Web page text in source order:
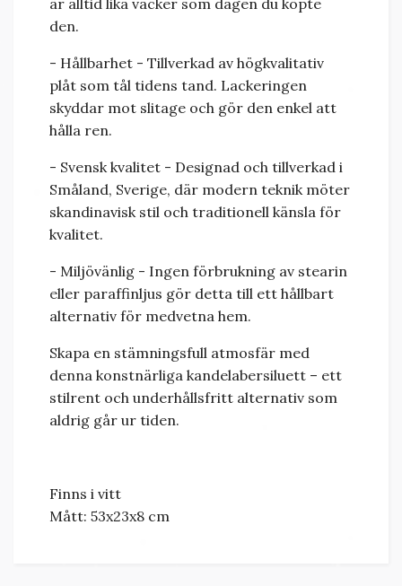
är alltid lika vacker som dagen du köpte
den.
- Hållbarhet - Tillverkad av högkvalitativ
plåt som tål tidens tand. Lackeringen
skyddar mot slitage och gör den enkel att
hålla ren.
- Svensk kvalitet - Designad och tillverkad i
Småland, Sverige, där modern teknik möter
skandinavisk stil och traditionell känsla för
kvalitet.
- Miljövänlig - Ingen förbrukning av stearin
eller paraffinljus gör detta till ett hållbart
alternativ för medvetna hem.
Skapa en stämningsfull atmosfär med
denna konstnärliga kandelabersiluett – ett
stilrent och underhållsfritt alternativ som
aldrig går ur tiden.
Finns i vitt
Mått: 53x23x8 cm